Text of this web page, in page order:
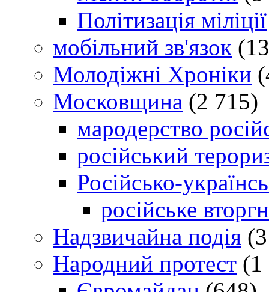
Політизація міліції
мобільний зв'язок
Молодіжні Хроніки
Московщина (2 715)
мародерство
російський
Російсько-
російське
Надзвичайна подія
Народний протест (1